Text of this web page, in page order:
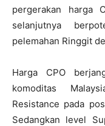
pergerakan harga
selanjutnya
pelemahan Ringgit
Harga CPO
komoditas
Resistance pada
Sedangkan level